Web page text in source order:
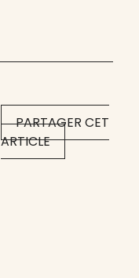
PARTAGER CET
ARTICLE